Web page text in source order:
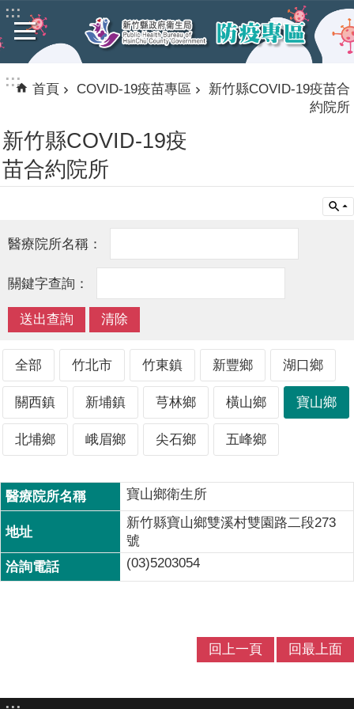
跳到主要內容區塊
階
搜
尋
COVID-
19
區
竹
疫
苗
地
圖
COVID-
19
篩
檢
法
規
統
M
痘
:::
::: 首頁 COVID-19疫苗專區
新竹縣COVID-19疫苗合
約院所
新竹縣COVID-19疫
苗合約院所
全部 竹北市 竹東鎮 新豐鄉 湖口鄉
關西鎮 新埔鎮 芎林鄉 橫山鄉 寶山鄉
北埔鄉 峨眉鄉 尖石鄉 五峰鄉
寶山鄉衛生所
新竹縣寶山鄉雙溪村雙園路二段273
號
(03)5203054
回上一頁 回最上面